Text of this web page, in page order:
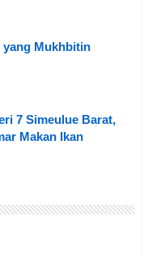
yang Mukhbitin
7 Simeulue Barat,
Makan Ikan